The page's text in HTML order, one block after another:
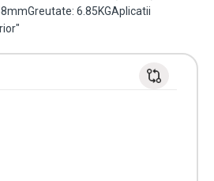
6.85KGAplicatii